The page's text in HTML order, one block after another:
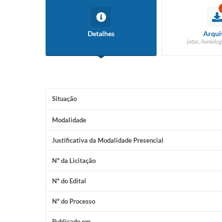
Detalhes
(atas,
Situação
Modalidade
Justificativa da Modalidade Presencial
Nº da Licitação
Nº do Edital
Nº do Processo